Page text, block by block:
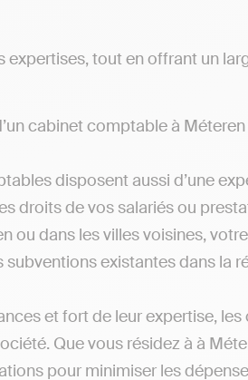
tout en offrant un
cabinet comptable à
disposent aussi d’une
droits de vos salariés ou
ou dans les villes voisines,
existantes dans la
et fort de leur expertise,
Que vous résidez à à
pour minimiser les